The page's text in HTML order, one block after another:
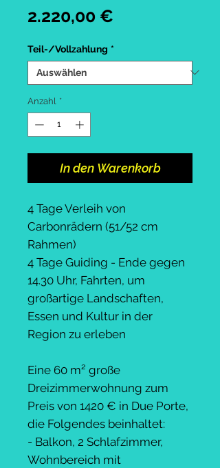
2.220,00 €
Teil-/Vollzahlung *
Anzahl *
In den Warenkorb
4 Tage Verleih von
Carbonrädern (51/52 cm
Rahmen)
4 Tage Guiding - Ende gegen
14.30 Uhr, Fahrten, um
großartige Landschaften,
Essen und Kultur in der
Region zu erleben
Eine 60 m² große
Dreizimmerwohnung zum
Preis von 1420 € in Due Porte,
die Folgendes beinhaltet:
- Balkon, 2 Schlafzimmer,
Wohnbereich mit